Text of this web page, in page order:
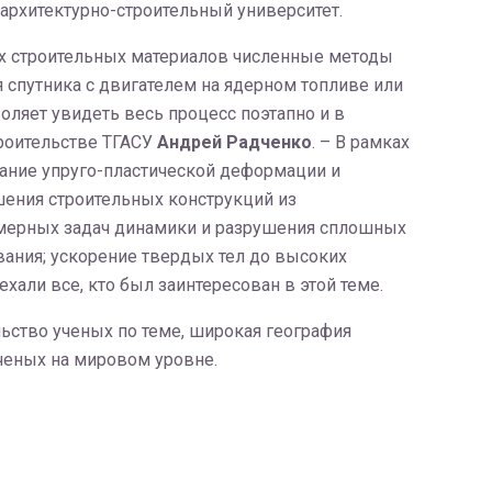
строительный университет.
материалов численные методы
с двигателем на ядерном топливе или
увидеть весь процесс поэтапно и в
ТГАСУ Андрей Радченко. – В рамках
упруго-пластической деформации и
строительных конструкций из
задач динамики и разрушения сплошных
ускорение твердых тел до высоких
все, кто был заинтересован в этой теме.
ученых по теме, широкая география
на мировом уровне.